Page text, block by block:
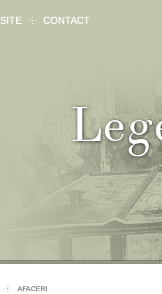
CONTACT
AFACERI